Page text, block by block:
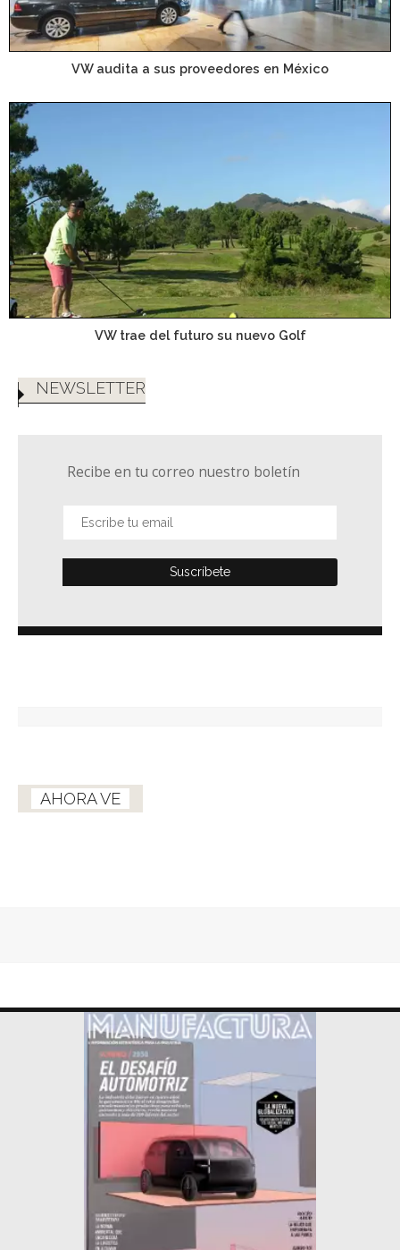
VW audita a sus proveedores en México
VW trae del futuro su nuevo Golf
NEWSLETTER
Recibe en tu correo nuestro boletín
AHORA VE